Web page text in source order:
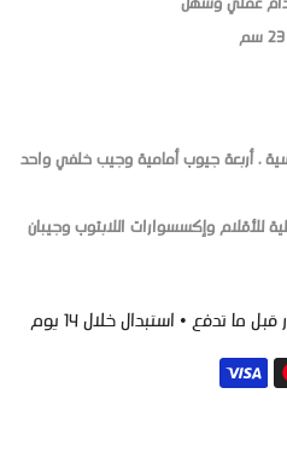
، أربعة جيوب أمامية وجيب خلفي واحد
فرعية داخلية للأقلام وإكسسوارات اللابتوب وجيبان
ما تدفع • استبدال خلال 14 يوم